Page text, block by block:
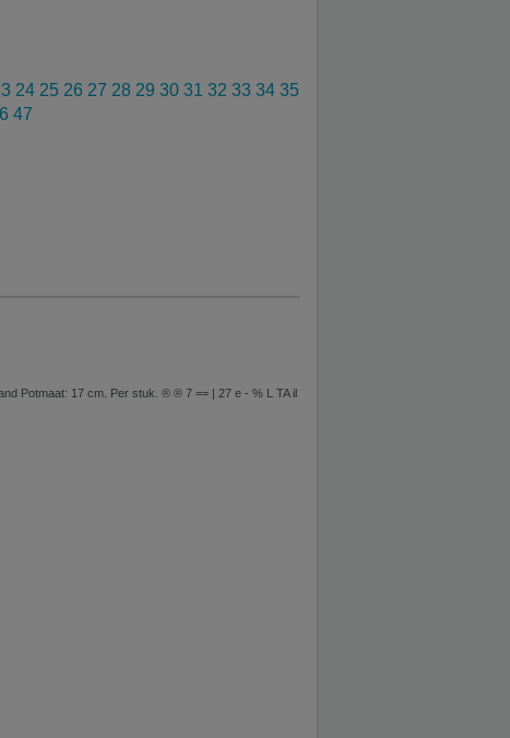
24 25 26 27 28 29 30 31 32 33 34 35
47
Potmaat: 17 cm. Per stuk. ® ® 7 == | 27 e - % L TA il